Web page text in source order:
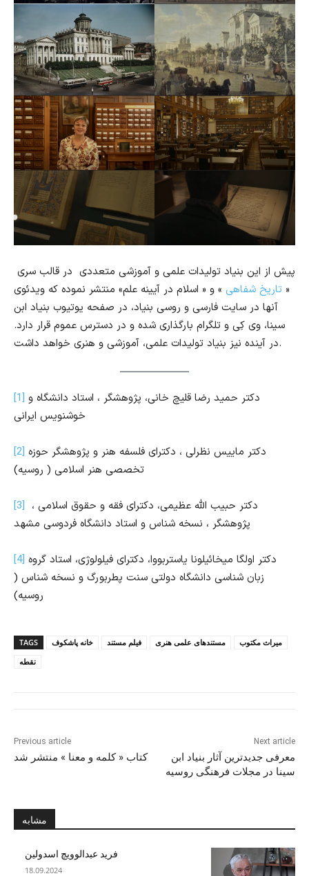
پیش از این بنیاد تولیدات علمی و آموزشی متعددی در قالب سری
« تاریخ شفاهی » و « اسلام در آیینه علم» منتشر نموده که ویدئوی
آنها در سایت فارسی و روسی بنیاد، در صفحه یوتیوب بنیاد ابن
سینا، وی کِی و تلگرام بارگذاری شده و در دسترس عموم قرار دارد.
در آینده نیز بنیاد تولیدات علمی، آموزشی و هنری خواهد داشت.
[1]
خوشنویس ایرانی
[2]
تخصصی هنر اسلامی ( روسیه)
[3]
پژوهشگر ، نسخه شناس و استاد دانشگاه فردوسی مشهد
[4]
زبان شناسی دانشگاه دولتی سنت پطربورگ و نسخه شناس (
روسیه)
TAGS خانه پاشکوف فیلم مستند مستندهای علمی هنری
میراث مکتوب
نقطه
Previous article
کتاب « کلمه و معنا » منتشر شد
Next article
معرفی جدیدترین آثار بنیاد ابن
سینا در مجلات فرهنگی روسیه
مشابه
فرید عبدالوویچ اسدولین
18.09.2024